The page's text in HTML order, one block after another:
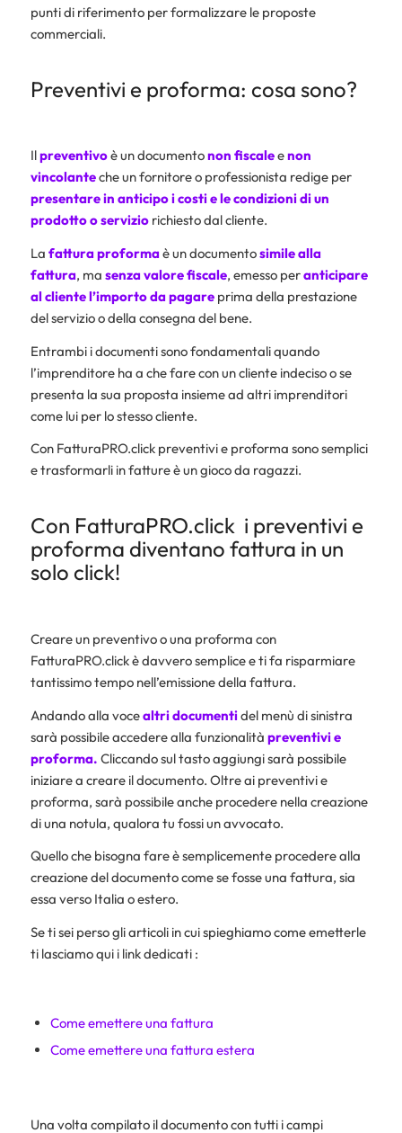
punti di riferimento per formalizzare le proposte
commerciali.
Preventivi e proforma: cosa sono?
Ilpreventivoè un documentonon fiscaleenon
vincolanteche un fornitore o professionista redige per
presentare in anticipo i costi e le condizioni di un
prodotto o serviziorichiesto dal cliente.
La fattura proformaè un documentosimile alla
fattura, ma senza valore fiscale, emesso peranticipare
al cliente l’importo da pagareprima della prestazione
del servizio o della consegna del bene.
Entrambi i documenti sono fondamentali quando
l’imprenditore ha a che fare con un cliente indeciso o se
presenta la sua proposta insieme ad altri imprenditori
come lui per lo stesso cliente.
Con FatturaPRO.click preventivi e proforma sono semplici
e trasformarli in fatture è un gioco da ragazzi.
Con FatturaPRO.click i preventivi e
proforma diventano fattura in un
solo click!
Creare un preventivo o una proforma con
FatturaPRO.click è davvero semplice e ti fa risparmiare
tantissimo tempo nell’emissione della fattura.
Andando alla vocealtri documentidel menù di sinistra
sarà possibile accedere alla funzionalità preventivi e
proforma. Cliccando sul tasto aggiungi sarà possibile
iniziare a creare il documento. Oltre ai preventivi e
proforma, sarà possibile anche procedere nella creazione
di una notula, qualora tu fossi un avvocato.
Quello che bisogna fare è semplicemente procedere alla
creazione del documento come se fosse una fattura, sia
essa verso Italia o estero.
Se ti sei perso gli articoli in cui spieghiamo come emetterle
ti lasciamo qui i link dedicati :
Come emettere una fattura
Come emettere una fattura estera
Una volta compilato il documento con tutti i campi